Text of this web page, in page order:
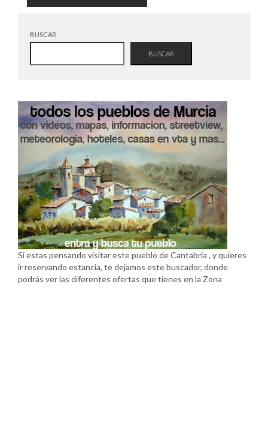
BUSCAR
BUSCAR
Si estas pensando visitar este pueblo de Cantabria , y quieres
ir reservando estancia, te dejamos este buscador, donde
podrás ver las diferentes ofertas que tienes en la Zona